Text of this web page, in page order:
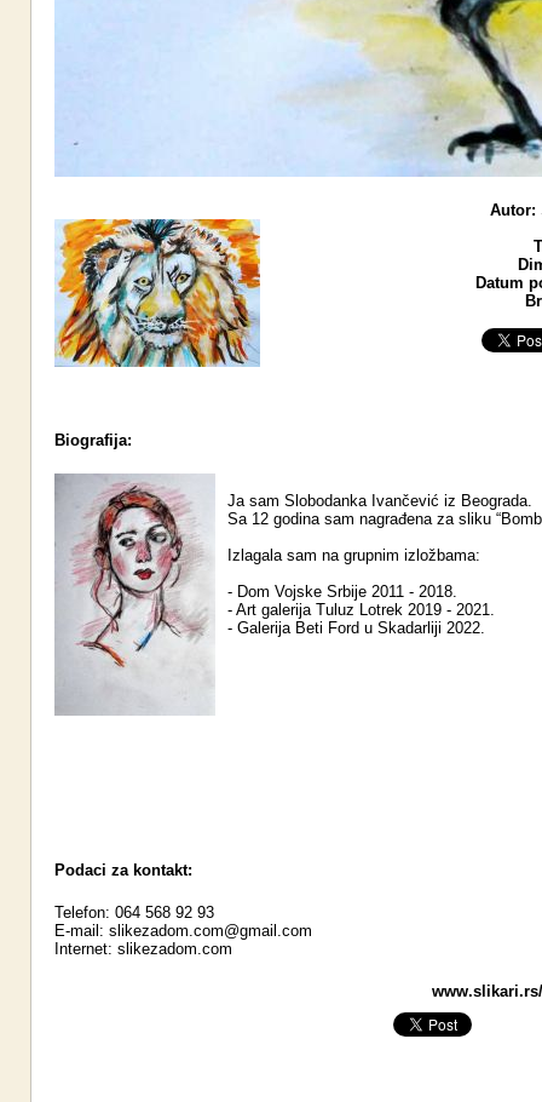
Autor:
Datum
Biografija:
Ja sam Slobodanka Ivančević iz Beograda.
Sa 12 godina sam nagrađena za sliku
Izlagala sam na grupnim izložbama:
- Dom Vojske Srbije 2011 - 2018.
- Art galerija Tuluz Lotrek 2019 - 2021.
- Galerija Beti Ford u Skadarliji 2022.
Podaci za kontakt:
Telefon: 064 568 92 93
E-mail: slikezadom.com@gmail.com
Internet: slikezadom.com